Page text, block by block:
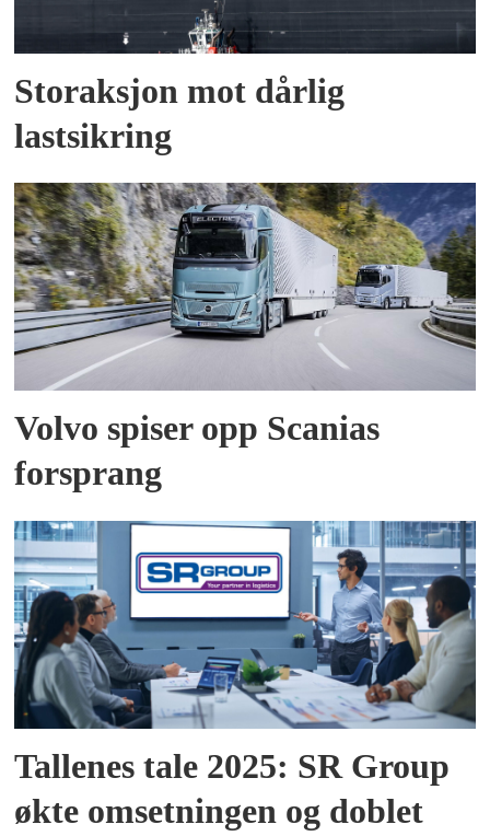
Storaksjon mot dårlig
lastsikring
Volvo spiser opp Scanias
forsprang
Tallenes tale 2025: SR Group
økte omsetningen og doblet